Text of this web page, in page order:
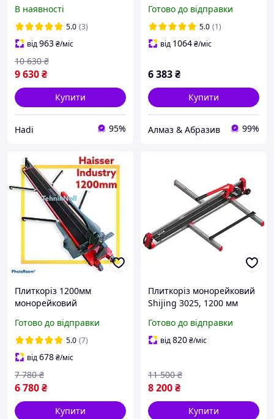
професійний на
підшипниках
В наявності
5.0 (3)
від963₴/міс
9 630₴
10 630 ₴
Купити
Hadi 95%
Готово до відправки
5.0 (1)
від 1064₴/міс
6 383₴
Купити
Алмаз & Абразив 99%
Плиткоріз 1200мм
монорейковий
Industry ручний
плиткоріз на
підшипниках
Готово до відправки
5.0 (7)
від678₴/міс
6 780₴
7 780 ₴
Купити
Плиткоріз монорейковий
Shijing 3025, 1200 мм
Готово до відправки
від820₴/міс
8 200₴
11 500 ₴
Купити